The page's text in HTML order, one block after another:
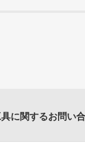
に関するお問い